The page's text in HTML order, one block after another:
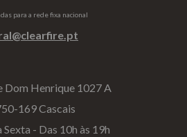
para a rede fixa nacional
Dom Henrique 1027 A
169 Cascais
Sexta - Das 10h às 19h